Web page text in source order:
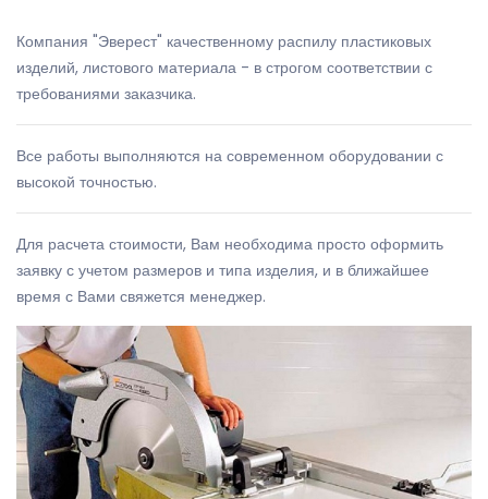
Компания "Эверест" качественному распилу пластиковых
изделий, листового материала - в строгом соответствии с
требованиями заказчика.
Все работы выполняются на современном оборудовании с
высокой точностью.
Для расчета стоимости, Вам необходима просто оформить
заявку с учетом размеров и типа изделия, и в ближайшее
время с Вами свяжется менеджер.